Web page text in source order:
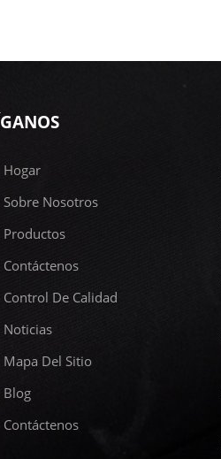
Hogar
Sobre Nosotros
Productos
Contáctenos
Control De Calidad
Noticias
Mapa Del Sitio
Blog
Contáctenos